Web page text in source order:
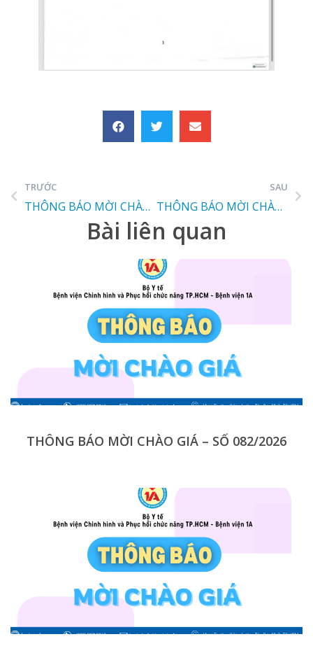
TRƯỚC
THÔNG BÁO MỜI CHÀO GIÁ
SAU
THÔNG BÁO MỜI CHÀO GIÁ
Bài liên quan
THÔNG BÁO MỜI CHÀO GIÁ – SỐ 082/2026